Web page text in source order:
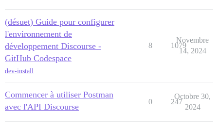
(désuet) Guide pour configurer
l'environnement de
développement Discourse -
GitHub Codespace
dev-install
8 1079
Novembre
14, 2024
Commencer à utiliser Postman
avec l'API Discourse
0 247
Octobre 30,
2024